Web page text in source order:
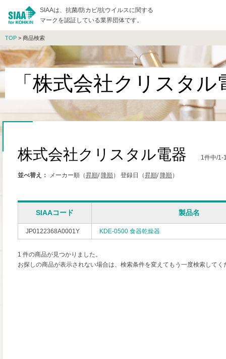
SIAAは、抗菌/防カビ/抗ウイルスに関する
マークを認証している業界団体です。
TOP > 商品検索
「株式会社クリスタ
株式会社クリスタル電器 1件中/1-
並べ替え： メーカー順（昇順/ 降順） 登録日（昇順/ 降順）
SIAAコード 製品名
JP0122368A0001Y KDE-0500 食器乾燥器
1 件の商品が見つかりました。
お探しの商品が表示されない場合は、検索条件を変えてもう一度検索してく